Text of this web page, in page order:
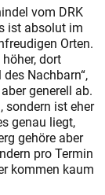
vom DRK
ist absolut im
Orten.
dort
Nachbarn“,
generell ab.
sondern ist eher
genau liegt,
gehöre aber
pro Termin
kommen kaum